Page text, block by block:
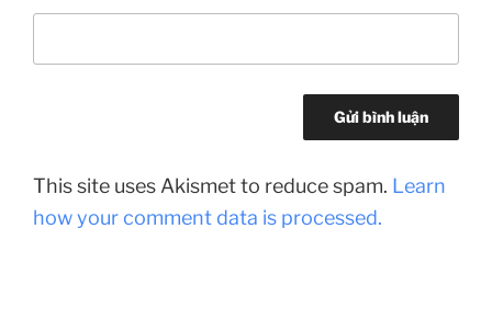
This site uses Akismet to reduce spam. Learn
how your comment data is processed.